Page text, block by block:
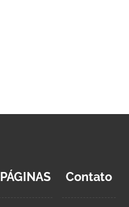
PÁGINAS Contato